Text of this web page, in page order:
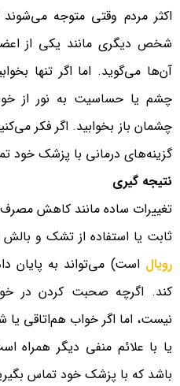
اکثر مردم وقتی متوجه
شخص دیگری مانند یکی از
آن‌ها می‌گوید. اما اگر تنها
چشم یا حساسیت به نور از
چشمان باز بخوابید. اگر فکر
گزینه‌های درمانی با پزشک خود
نتیجه گیری
تغییرات ساده مانند کاهش
ثابت یا استفاده از تشک و
رویال است) می‌تواند به پایان
کند. اگرچه صحبت کردن در
نیست، اما اگر خواب هم‌اتاقی
یا با علائم منفی دیگر
باشد که با پزشک خود تماس